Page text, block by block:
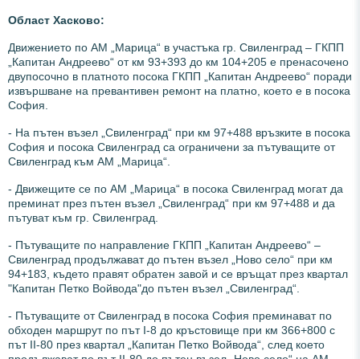
Област Хасково:
Движението по АМ „Марица“ в участъка гр. Свиленград – ГКПП
„Капитан Андреево“ от км 93+393 до км 104+205 е пренасочено
двупосочно в платното посока ГКПП „Капитан Андреево“ поради
извършване на превантивен ремонт на платно, което е в посока
София.
- На пътен възел „Свиленград“ при км 97+488 връзките в посока
София и посока Свиленград са ограничени за пътуващите от
Свиленград към АМ „Марица“.
- Движещите се по АМ „Марица“ в посока Свиленград могат да
преминат през пътен възел „Свиленград“ при км 97+488 и да
пътуват към гр. Свиленград.
- Пътуващите по направление ГКПП „Капитан Андреево“ –
Свиленград продължават до пътен възел „Ново село“ при км
94+183, където правят обратен завой и се връщат през квартал
"Капитан Петко Войвода"до пътен възел „Свиленград“.
- Пътуващите от Свиленград в посока София преминават по
обходен маршрут по път I-8 до кръстовище при км 366+800 с
път II-80 през квартал „Капитан Петко Войвода“, след което